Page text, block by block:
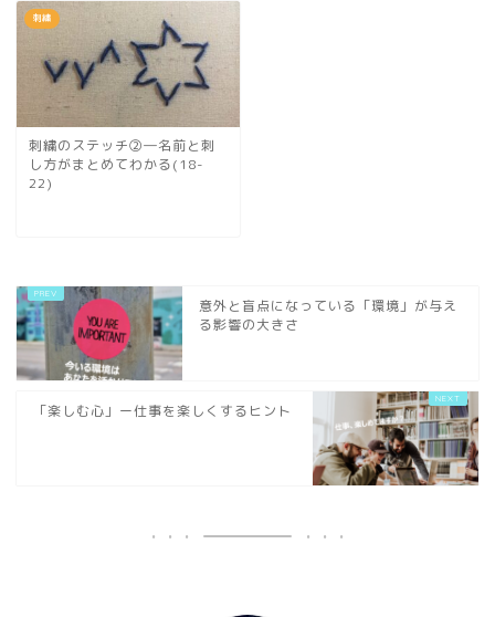
刺繍
刺繍のステッチ②―名前と刺
し方がまとめてわかる(18-
22)
意外と盲点になっている「環境」が与え
る影響の大きさ
「楽しむ心」ー仕事を楽しくするヒント